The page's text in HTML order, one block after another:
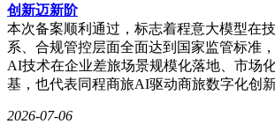
创新迈新阶
本次备案顺利通过，标志着程意大模型在
系、合规管控层面全面达到国家监管标准
AI技术在企业差旅场景规模化落地、市场
基，也代表同程商旅AI驱动商旅数字化创
2026-07-06